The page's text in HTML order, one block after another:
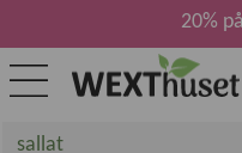
20%